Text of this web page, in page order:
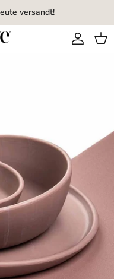
versandt!
Konto